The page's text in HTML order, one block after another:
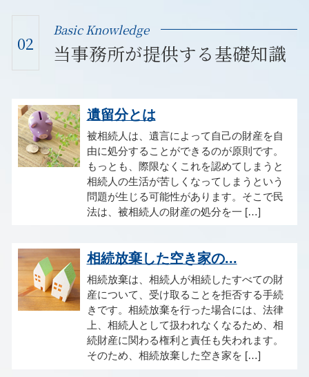
02
Basic Knowledge
当事務所が提供する基礎知識
遺留分とは
被相続人は、遺言によって自己の財産を自
由に処分することができるのが原則です。
もっとも、際限なくこれを認めてしまうと
相続人の生活が苦しくなってしまうという
問題が生じる可能性があります。そこで民
法は、被相続人の財産の処分を一 […]
相続放棄した空き家の...
相続放棄は、相続人が相続したすべての財
産について、受け取ることを拒否する手続
きです。相続放棄を行った場合には、法律
上、相続人として扱われなくなるため、相
続財産に関わる権利と責任も失われます。
そのため、相続放棄した空き家を […]